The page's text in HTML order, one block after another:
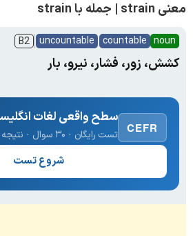
معنی strain | جمله با strain
noun
countable
uncountable
B2
کشش، زور، فشار، نیرو، بار
CEFR
سطح واقعی لغات
تست رایگان · ۳۰ سوال · نتیجه فوری
شروع تست